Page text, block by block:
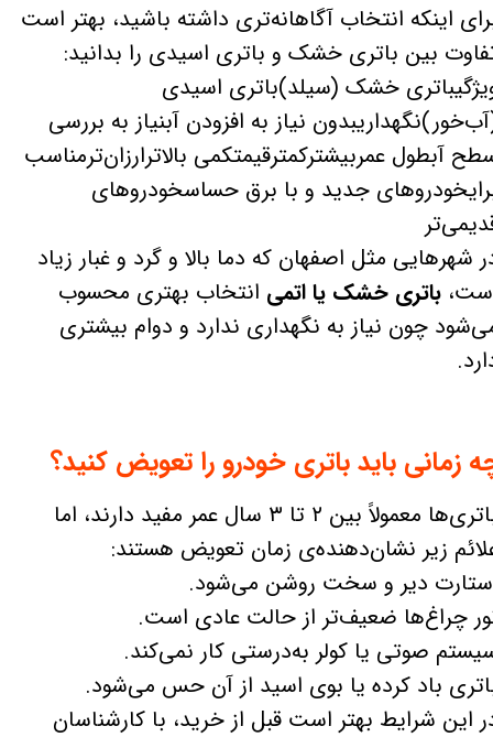
زمانی باید باتری خودرو را تعویض کنید؟
اینکه انتخاب آگاهانه‌تری داشته باشید، بهتر است
بین باتری خشک و باتری اسیدی را بدانید:
خشک (سیلد)باتری اسیدی
نیاز به افزودن آبنیاز به بررسی
آبطول عمربیشترکمترقیمتکمی بالاترارزان‌ترمناسب
جدید و با برق حساسخودروهای
شهرهایی مثل اصفهان که دما بالا و گرد و غبار زیاد
باتری خشک یا اتمی انتخاب بهتری محسوب
چون نیاز به نگهداری ندارد و دوام بیشتری
باتری‌ها معمولاً بین ۲ تا ۳ سال عمر مفید دارند، اما
زیر نشان‌دهنده‌ی زمان تعویض هستند:
دیر و سخت روشن می‌شود.
چراغ‌ها ضعیف‌تر از حالت عادی است.
صوتی یا کولر به‌درستی کار نمی‌کند.
باد کرده یا بوی اسید از آن حس می‌شود.
این شرایط بهتر است قبل از خرید، با کارشناسان